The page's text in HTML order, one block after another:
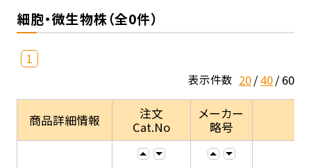
細胞・微生物株（全0件）
1
表示件数 20 40 60
商品詳細情報
注文
Cat.No
メーカー
略号